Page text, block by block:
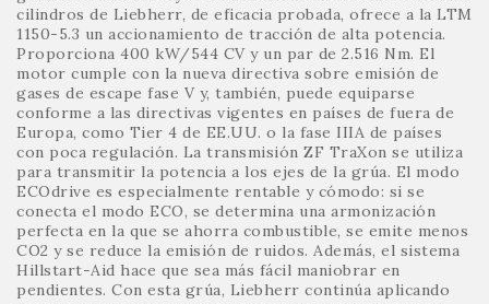
cilindros de Liebherr, de eficacia probada, ofrece a la LTM
1150-5.3 un accionamiento de tracción de alta potencia.
Proporciona 400 kW/544 CV y un par de 2.516 Nm. El
motor cumple con la nueva directiva sobre emisión de
gases de escape fase V y, también, puede equiparse
conforme a las directivas vigentes en países de fuera de
Europa, como Tier 4 de EE.UU. o la fase IIIA de países
con poca regulación. La transmisión ZF TraXon se utiliza
para transmitir la potencia a los ejes de la grúa. El modo
ECOdrive es especialmente rentable y cómodo: si se
conecta el modo ECO, se determina una armonización
perfecta en la que se ahorra combustible, se emite menos
CO2 y se reduce la emisión de ruidos. Además, el sistema
Hillstart-Aid hace que sea más fácil maniobrar en
pendientes. Con esta grúa, Liebherr continúa aplicando